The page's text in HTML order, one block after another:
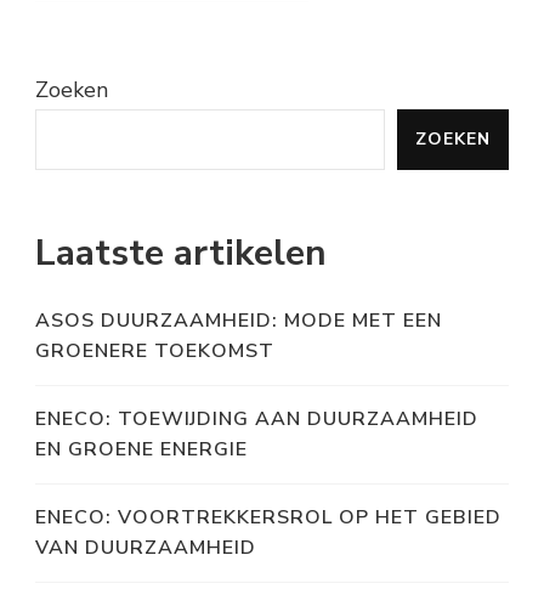
Zoeken
ZOEKEN
Laatste artikelen
ASOS DUURZAAMHEID: MODE MET EEN
GROENERE TOEKOMST
ENECO: TOEWIJDING AAN DUURZAAMHEID
EN GROENE ENERGIE
ENECO: VOORTREKKERSROL OP HET GEBIED
VAN DUURZAAMHEID